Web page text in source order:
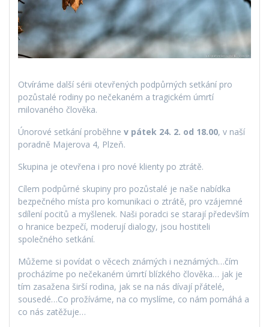
Otvíráme další sérii otevřených podpůrných setkání pro
pozůstalé rodiny po nečekaném a tragickém úmrtí
milovaného člověka.
Únorové setkání proběhne v pátek 24. 2. od 18.00, v naší
poradně Majerova 4, Plzeň.
Skupina je otevřena i pro nové klienty po ztrátě.
Cílem podpůrné skupiny pro pozůstalé je naše nabídka
bezpečného místa pro komunikaci o ztrátě, pro vzájemné
sdílení pocitů a myšlenek. Naši poradci se starají především
o hranice bezpečí, moderují dialogy, jsou hostiteli
společného setkání.
Můžeme si povídat o věcech známých i neznámých…čím
procházíme po nečekaném úmrtí blízkého člověka… jak je
tím zasažena širší rodina, jak se na nás dívají přátelé,
sousedé…Co prožíváme, na co myslíme, co nám pomáhá a
co nás zatěžuje…